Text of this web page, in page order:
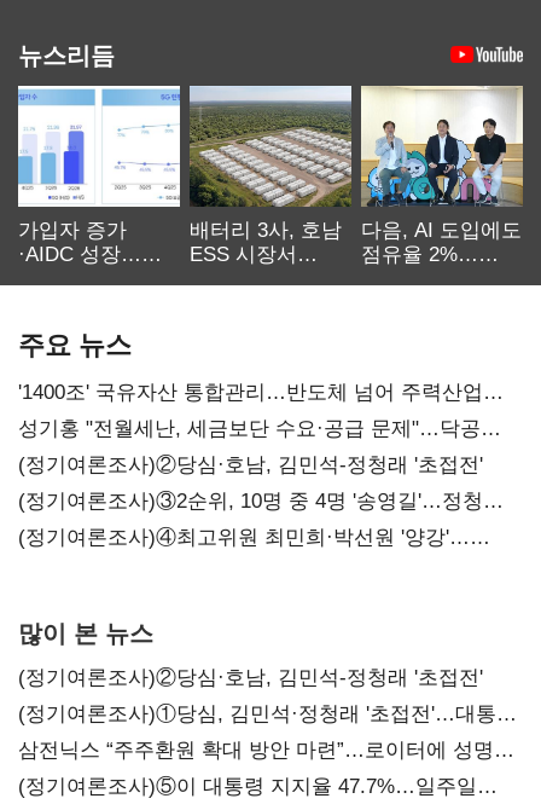
뉴스리듬
가입자 증가
·AIDC 성장…
배터리 3사, 호남
ESS 시장서
다음, AI 도입에도
점유율 2%…
주요 뉴스
'1400조' 국유자산 통합관리…반도체 넘어 주력산업
구조혁신
성기홍 "전월세난, 세금보단 수요·공급 문제"…닥공
시사
(정기여론조사)②당심·호남, 김민석-정청래 '초접전'
(정기여론조사)③2순위, 10명 중 4명 '송영길'…정청래
'한 자릿수'
(정기여론조사)④최고위원 최민희·박선원 '양강'…
많이 본 뉴스
(정기여론조사)②당심·호남, 김민석-정청래 '초접전'
(정기여론조사)①당심, 김민석·정청래 '초접전'…대통령
지지도 '50% 아래로'(종합)
삼전닉스 “주주환원 확대 방안 마련”…로이터에 성명
보내
(정기여론조사)⑤이 대통령 지지율 47.7%…일주일